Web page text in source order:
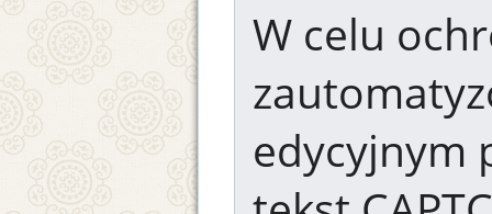
W celu
edycyjnym